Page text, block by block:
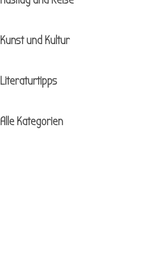
Kunst und Kultur
Literaturtipps
Alle Kategorien